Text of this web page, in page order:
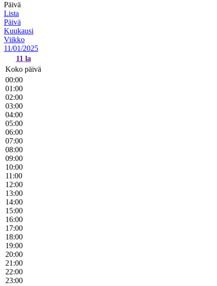
Päivä
Lista
Päivä
Kuukausi
Viikko
11/01/2025
11 la
Koko päivä
00:00
01:00
02:00
03:00
04:00
05:00
06:00
07:00
08:00
09:00
10:00
11:00
12:00
13:00
14:00
15:00
16:00
17:00
18:00
19:00
20:00
21:00
22:00
23:00